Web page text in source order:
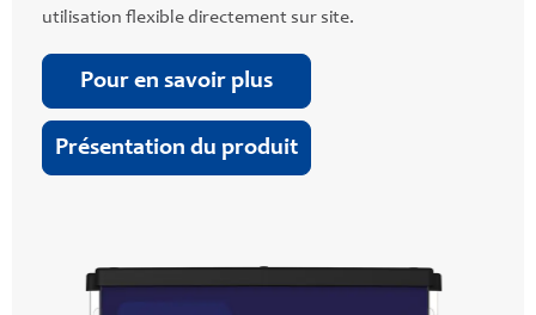
utilisation flexible directement sur site.
Pour en savoir plus
Présentation du produit